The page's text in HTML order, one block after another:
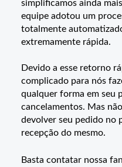
simplificamos ainda
equipe adotou um
totalmente
extremamente rápida.
Devido a esse retorno
complicado para nós
qualquer forma em seu
cancelamentos. Mas
devolver seu pedido no
recepção do mesmo.
Basta contatar nossa